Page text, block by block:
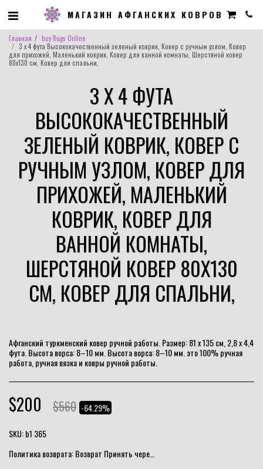
МАГАЗИН АФГАНСКИХ КОВРОВ
Главная
buy Rugs Online
3 x 4 фута Высококачественный зеленый коврик, Ковер с ручным узлом, Ковер
для прихожей, Маленький коврик, Ковер для ванной комнаты, Шерстяной ковер
80x130 см, Ковер для спальни,
3 X 4 ФУТА
ВЫСОКОКАЧЕСТВЕННЫЙ
ЗЕЛЕНЫЙ КОВРИК, КОВЕР С
РУЧНЫМ УЗЛОМ, КОВЕР ДЛЯ
ПРИХОЖЕЙ, МАЛЕНЬКИЙ
КОВРИК, КОВЕР ДЛЯ
ВАННОЙ КОМНАТЫ,
ШЕРСТЯНОЙ КОВЕР 80X130
СМ, КОВЕР ДЛЯ СПАЛЬНИ,
Афганский туркменский ковер ручной работы. Размер: 81 x 135 см, 2,8 x 4,4
фута. Высота ворса: 8–10 мм. Высота ворса: 8–10 мм. это 100% ручная
работа, ручная вязка и ковры ручной работы.
$200 $560 -64.29%
SKU:b1 365
Политика возврата:Возврат Принять через 10 дней